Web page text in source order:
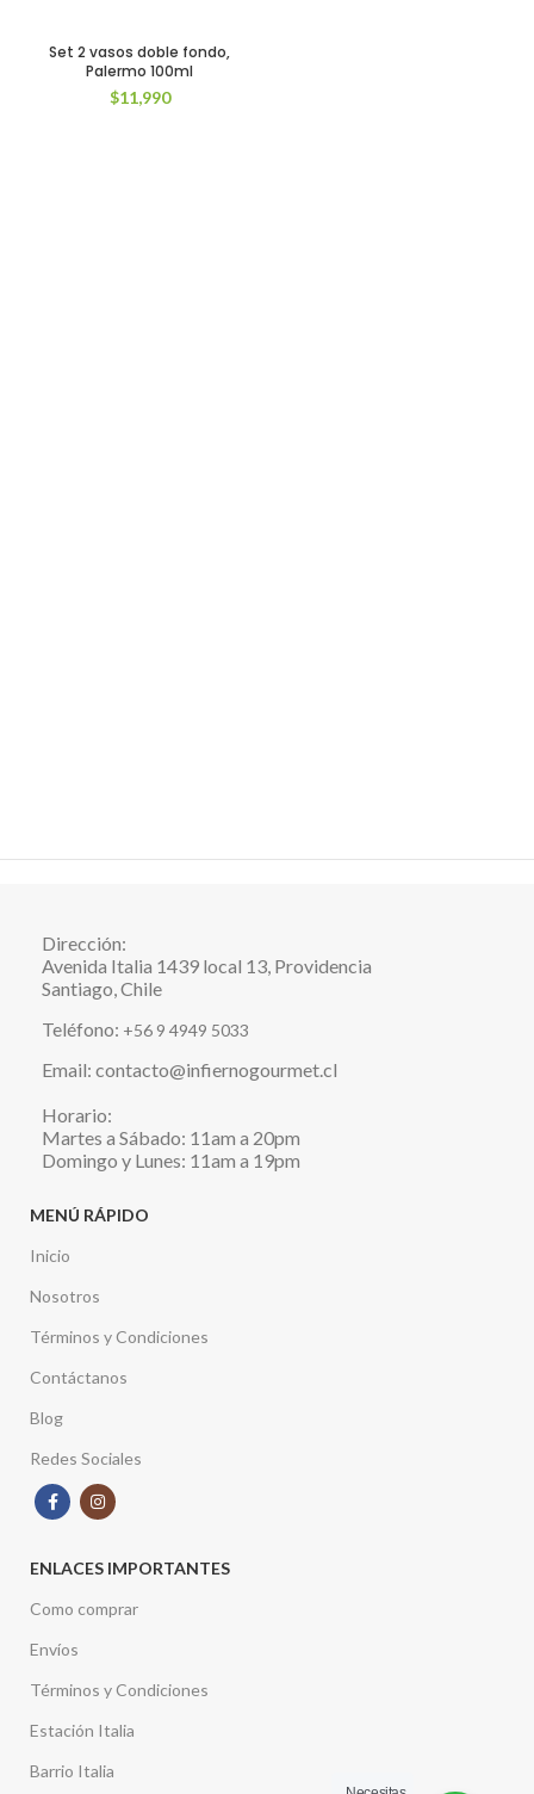
Set 2 vasos doble fondo,
Palermo 100ml
$11,990
Dirección:
Avenida Italia 1439 local 13, Providencia
Santiago, Chile
Teléfono: +56 9 4949 5033
Email: contacto@infiernogourmet.cl
Horario:
Martes a Sábado: 11am a 20pm
Domingo y Lunes: 11am a 19pm
MENÚ RÁPIDO
Inicio
Nosotros
Términos y Condiciones
Contáctanos
Blog
Redes Sociales
ENLACES IMPORTANTES
Como comprar
Envíos
Términos y Condiciones
Estación Italia
Barrio Italia